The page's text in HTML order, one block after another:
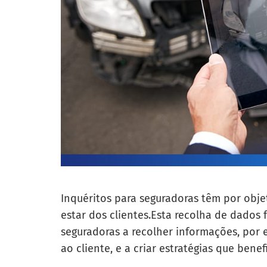
Inquéritos para seguradoras têm por
estar dos clientes.Esta recolha de dados
seguradoras a recolher informações,
ao cliente, e a criar estratégias que